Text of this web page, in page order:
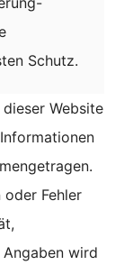
Schutz.
Website
oder Fehler
wird